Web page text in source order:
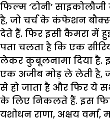
फिल्म ‘टोनी’
है, जो चर्च के कंफेशन
देते हैं. फिर इसी कैमरा में
पता चलता है कि एक
लेकर कुबूलनामा दिया है.
एक अजीब मोड़ ले लेती है,
से हो जाता है और फिर ये
के लिए निकलते हैं. इस
यशोधन राणा, अक्षय